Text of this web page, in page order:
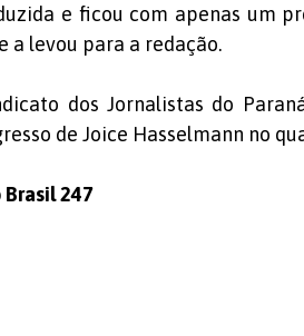
e ficou com apenas um
a levou para a redação.
dos Jornalistas do
de Joice Hasselmann no
Brasil 247